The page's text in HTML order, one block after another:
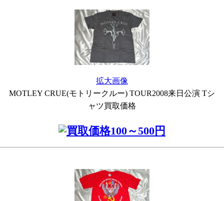
拡大画像
MOTLEY CRUE(モトリークルー) TOUR2008来日公演 Tシ
ャツ買取価格